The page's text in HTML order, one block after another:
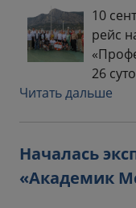
10
рейс
26
Читать дальше
Началась
«Академик